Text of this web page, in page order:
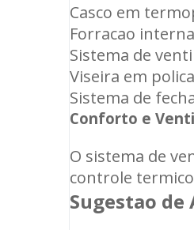
Casco em
Forracao
Sistema de
Viseira em
Sistema de
Conforto e
O sistema de
controle
Sugestao de